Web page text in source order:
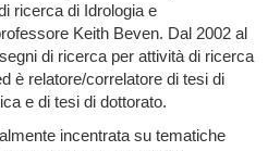
ricerca di Idrologia e
Keith Beven. Dal 2002 al
di ricerca per attività di ricerca
è relatore/correlatore di tesi di
e di tesi di dottorato.
incentrata su tematiche